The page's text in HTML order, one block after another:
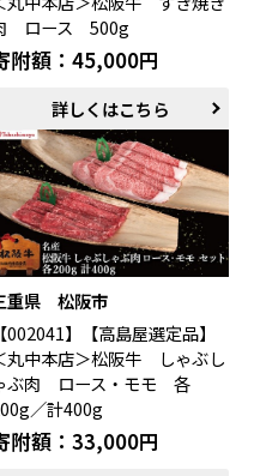
ロース 500g
附額：45,000円
詳しくはこちら
重県 松阪市
【002041】【高島屋選定品】
丸中本店＞松阪牛 しゃぶし
ぶ肉 ロース・モモ 各
／計400g
附額：33,000円